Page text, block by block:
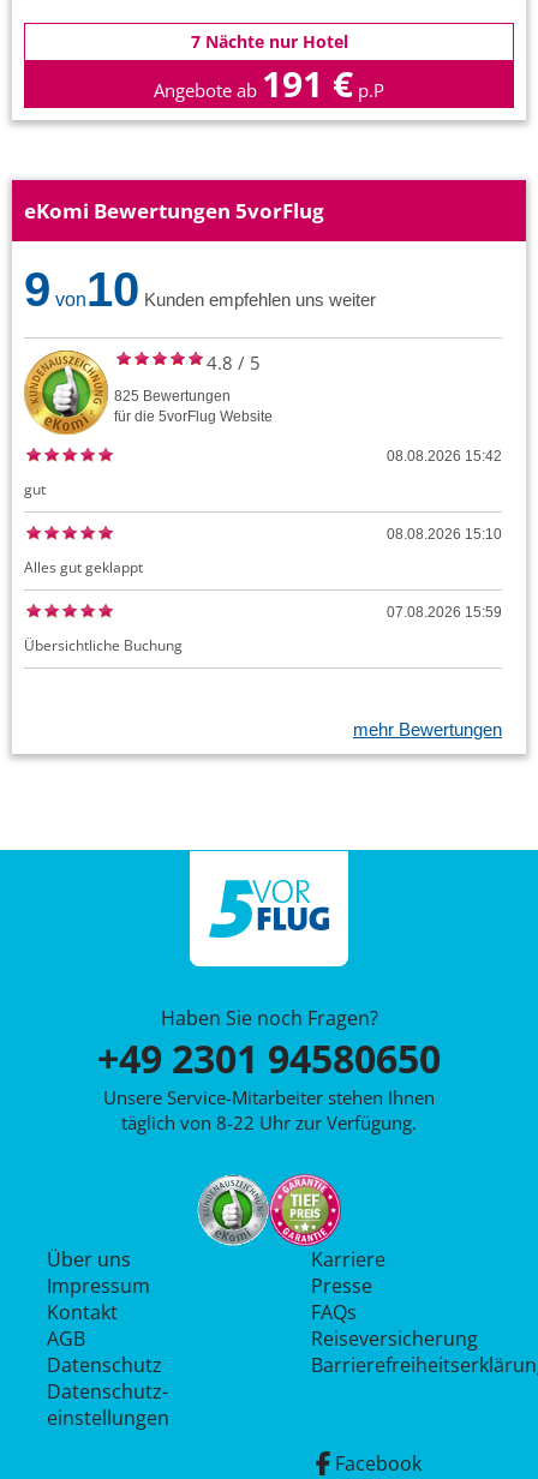
7 Nächte nur Hotel
Angebote ab 191 € p.P
eKomi Bewertungen 5vorFlug
9 von10 Kunden empfehlen uns weiter
4.8 / 5
825 Bewertungen
für die 5vorFlug Website
08.08.2026 15:42
gut
08.08.2026 15:10
Alles gut geklappt
07.08.2026 15:59
Übersichtliche Buchung
mehr Bewertungen
Haben Sie noch Fragen?
+49 2301 94580650
Unsere Service-Mitarbeiter stehen Ihnen
täglich von 8-22 Uhr zur Verfügung.
Über uns
Impressum
Kontakt
AGB
Datenschutz
Datenschutz­
einstellungen
Karriere
Presse
FAQs
Reiseversicherung
Facebook